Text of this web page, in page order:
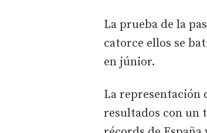
La prueba de la
catorce ellos se
en júnior.
La representación
resultados con un